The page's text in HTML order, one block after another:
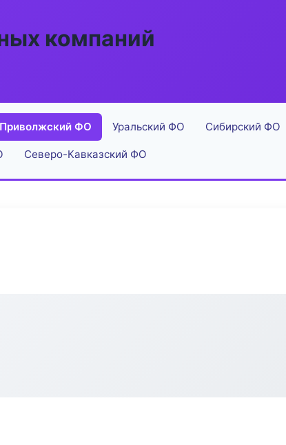
компаний
Приволжский ФО Уральский ФО Сибирский ФО
Северо-Кавказский ФО